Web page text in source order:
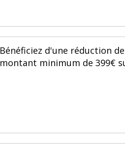
Bénéficiez d'une réduction
montant minimum de 399€